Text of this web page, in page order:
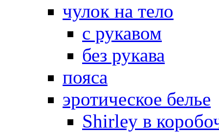
чулок на тело
с рукавом
без рукава
пояса
эротическое белье
Shirley в